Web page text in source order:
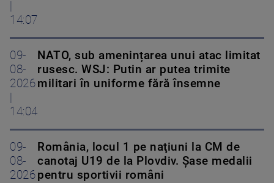
14:07
09-
08-
2026
14:04
NATO, sub amenințarea unui atac limitat
rusesc. WSJ: Putin ar putea trimite
militari în uniforme fără însemne
09-
08-
2026
România, locul 1 pe naţiuni la CM de
canotaj U19 de la Plovdiv. Șase medalii
pentru sportivii români